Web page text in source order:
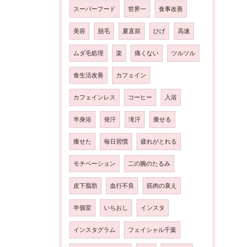
スーパーフード 世界一 食事改善
美容 脱毛 夏直前 ひげ 高速
ムダ毛処理 楽 痛くない ツルツル
食生活改善 カフェイン
カフェインレス コーヒー 入浴
半身浴 発汗 滝汗 痩せる
痩せた 毎日習慣 疲れがとれる
モチベーション 二の腕のたるみ
皮下脂肪 血行不良 筋肉の衰え
半個室 いちおし インスタ
インスタグラム フェイシャル千葉